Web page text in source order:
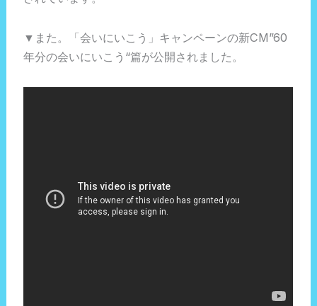
▼また。「会いにいこう」キャンペーンの新CM”60
年分の会いにいこう“篇が公開されました。